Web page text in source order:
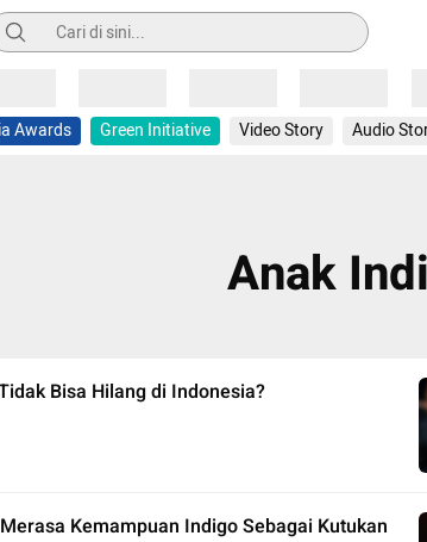
Awards Green Initiative Video Story Audio
Anak
Bisa Hilang di Indonesia?
Kemampuan Indigo Sebagai Kutukan